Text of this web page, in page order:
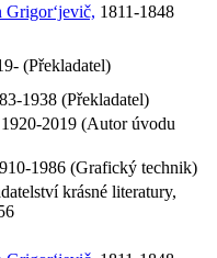
1811-1848
(Překladatel)
1938 (Překladatel)
1920-2019 (Autor úvodu
1986 (Grafický technik)
krásné literatury,